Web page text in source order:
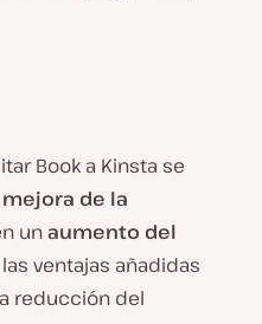
Book a Kinsta se
mejora de la
unaumento del
ventajas añadidas
reducción del